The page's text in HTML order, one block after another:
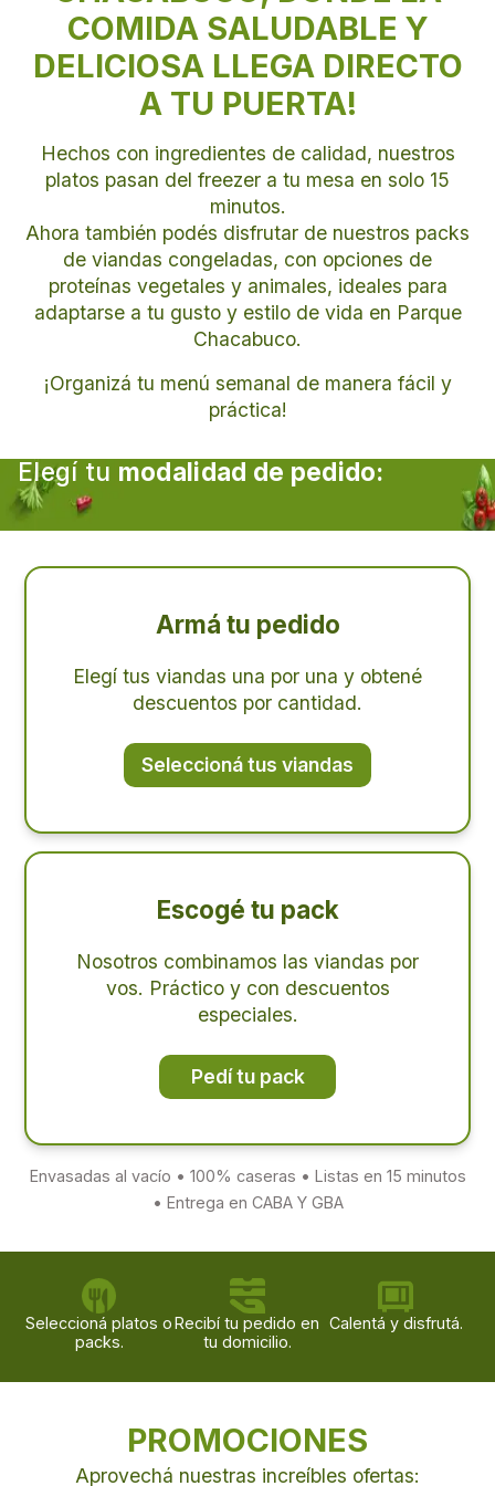
CHACABUCO
¡QUE TUS DÍAS TENGAN SABOR!
COMIDA SALUDABLE Y
DELICIOSA LLEGA DIRECTO
A TU PUERTA!
Hechos con ingredientes de calidad, nuestros
platos pasan del freezer a tu mesa en solo 15
minutos.
Ahora también podés disfrutar de nuestros packs
de viandas congeladas, con opciones de
proteínas vegetales y animales, ideales para
adaptarse a tu gusto y estilo de vida en Parque
Chacabuco.
¡Organizá tu menú semanal de manera fácil y
práctica!
Elegí tu modalidad de pedido:
Armá tu pedido
Elegí tus viandas una por una y obtené
descuentos por cantidad.
Seleccioná tus viandas
Escogé tu pack
Nosotros combinamos las viandas por
vos. Práctico y con descuentos
especiales.
Pedí tu pack
Envasadas al vacío • 100% caseras • Listas en 15 minutos
• Entrega en CABA Y GBA
Seleccioná platos o
packs.
Recibí tu pedido en
tu domicilio.
Calentá y disfrutá.
PROMOCIONES
Aprovechá nuestras increíbles ofertas: